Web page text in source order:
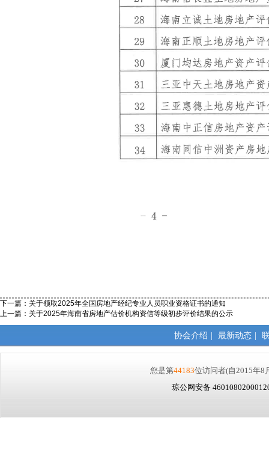
下一篇： 关于领取2025年全国房地产经纪专业人员职业资格证书的通知
上一篇： 关于2025年海南省房地产估价机构资信等级初步评价结果的公示
协会介绍 最新动态
您是第44183位访问者(自2015年8
琼公网安备